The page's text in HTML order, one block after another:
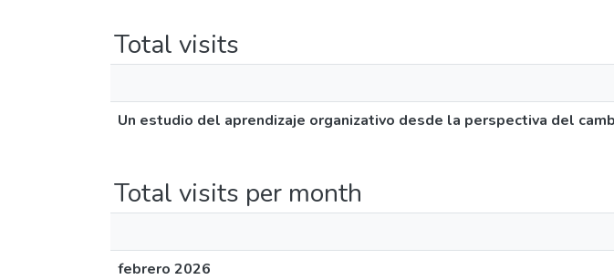
Total visits
Un estudio del aprendizaje organizativo desde la perspectiva del
Total visits per month
febrero 2026